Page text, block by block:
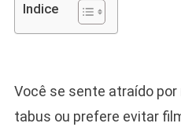
Indice
Você se sente atraído
tabus ou prefere evitar